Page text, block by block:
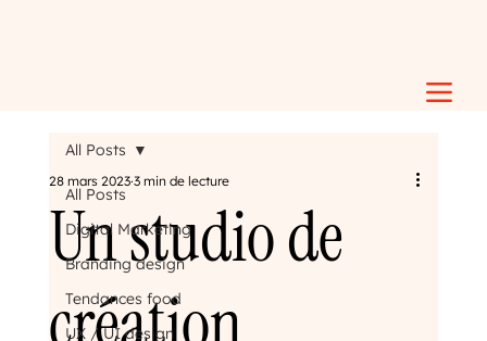
All Posts
Digital Marketing
Branding design
Tendances food
UX / UI design
All Posts
Un studio de
28 mars 2023 3 min de lecture